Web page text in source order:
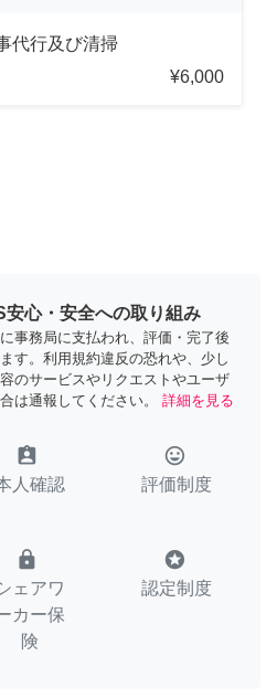
代行及び清掃
¥6,000
安心・安全への取り組み
事務局に支払われ、評価・完了後
す。利用規約違反の恐れや、少し
のサービスやリクエストやユーザ
は通報してください。
詳細を見る
assignment_ind
人確認
tag_faces
評価制度
lock
ェアワ
カー保
険
stars
認定制度